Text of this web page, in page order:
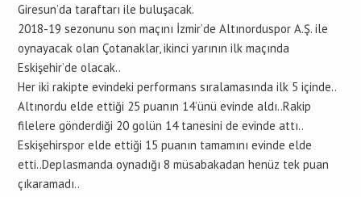
Giresun’da taraftarı ile buluşacak.
2018-19 sezonunu son maçını İzmir’de Altınorduspor A.Ş. ile
oynayacak olan Çotanaklar, ikinci yarının ilk maçında
Eskişehir’de olacak..
Her iki rakipte evindeki performans sıralamasında ilk 5 içinde..
Altınordu elde ettiği 25 puanın 14’ünü evinde aldı..Rakip
filelere gönderdiği 20 golün 14 tanesini de evinde attı..
Eskişehirspor elde ettiği 15 puanın tamamını evinde elde
etti..Deplasmanda oynadığı 8 müsabakadan henüz tek puan
çıkaramadı..